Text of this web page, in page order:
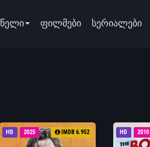
წელი ფილმები სერიალები
HD 2025 IMDB 6.952 HD 2010